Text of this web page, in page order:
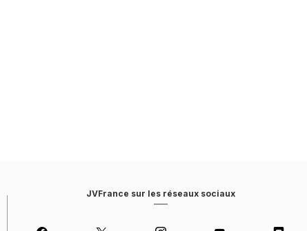
JVFrance sur les réseaux sociaux